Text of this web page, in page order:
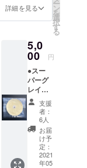
に、回
い。 ※
一回の
ご来店
で複数
枚ご利
用いた
だけま
す。 ※
お食事
券の有
効期限
は2021
年5月～
リー＆
グルテ
ンフ
ザ×1 ・
グルテ
ンフ
リー専
門店の
素材に
こだ
わった
スイー
ツ×2 ・
グルテ
ンフ
リー専
門店の
詳細を見る ー
ン
を
選
択
す
る
5,0
00 円
●スー
パーグ
レイン
使用の
ウィー
トフ
リー&グ
ルテン
フリー
ピザ
（プ
支援
者：
6人
お届
け予
定：
2021
年05